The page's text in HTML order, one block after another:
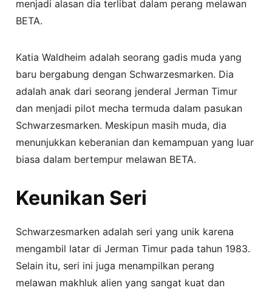
menjadi alasan dia terlibat dalam perang melawan
BETA.
Katia Waldheim adalah seorang gadis muda yang
baru bergabung dengan Schwarzesmarken. Dia
adalah anak dari seorang jenderal Jerman Timur
dan menjadi pilot mecha termuda dalam pasukan
Schwarzesmarken. Meskipun masih muda, dia
menunjukkan keberanian dan kemampuan yang luar
biasa dalam bertempur melawan BETA.
Keunikan Seri
Schwarzesmarken adalah seri yang unik karena
mengambil latar di Jerman Timur pada tahun 1983.
Selain itu, seri ini juga menampilkan perang
melawan makhluk alien yang sangat kuat dan